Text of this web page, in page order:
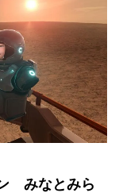
みなとみら